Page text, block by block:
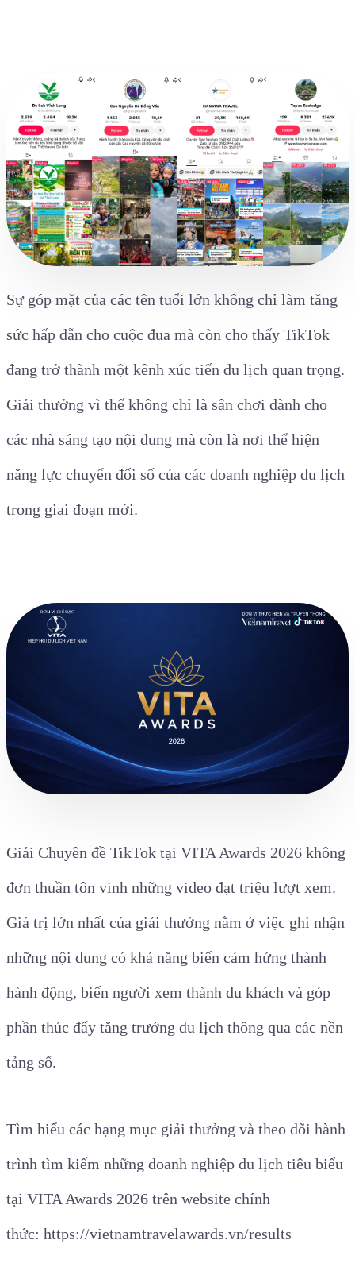
Sự góp mặt của các tên tuổi lớn không chỉ làm tăng
sức hấp dẫn cho cuộc đua mà còn cho thấy TikTok
đang trở thành một kênh xúc tiến du lịch quan trọng.
Giải thưởng vì thế không chỉ là sân chơi dành cho
các nhà sáng tạo nội dung mà còn là nơi thể hiện
năng lực chuyển đổi số của các doanh nghiệp du lịch
trong giai đoạn mới.
Giải Chuyên đề TikTok tại VITA Awards 2026 không
đơn thuần tôn vinh những video đạt triệu lượt xem.
Giá trị lớn nhất của giải thưởng nằm ở việc ghi nhận
những nội dung có khả năng biến cảm hứng thành
hành động, biến người xem thành du khách và góp
phần thúc đẩy tăng trưởng du lịch thông qua các nền
tảng số.
Tìm hiểu các hạng mục giải thưởng và theo dõi hành
trình tìm kiếm những doanh nghiệp du lịch tiêu biểu
tại VITA Awards 2026 trên website chính
thức: https://vietnamtravelawards.vn/results